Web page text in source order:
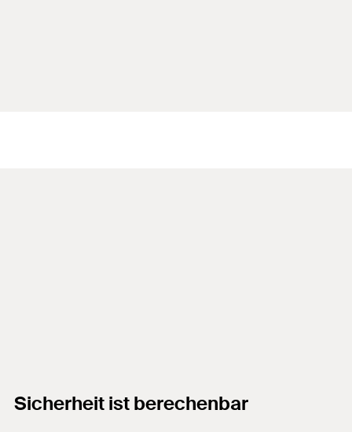
Sicherheit ist berechenbar